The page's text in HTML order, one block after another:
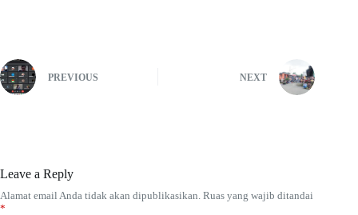
PREVIOUS NEXT
Leave a Reply
Alamat email Anda tidak akan dipublikasikan. Ruas yang wajib ditandai
*